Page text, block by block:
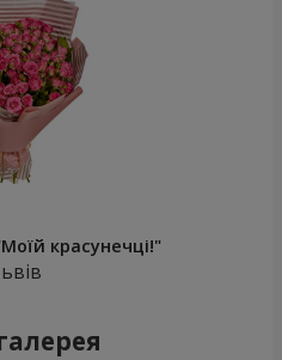
красунечці!"